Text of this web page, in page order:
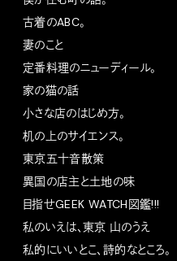
古着のABC。
妻のこと
定番料理のニューディール。
家の猫の話
小さな店のはじめ方。
机の上のサイエンス。
東京五十音散策
異国の店主と土地の味
目指せGEEK WATCH図鑑!!!
私のいえは、東京 山のうえ
私的にいいとこ、詩的なところ。